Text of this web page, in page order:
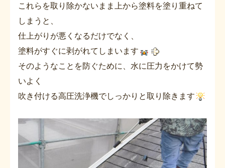
これらを取り除かないまま上から塗料を塗り重ねて
しまうと、
仕上がりが悪くなるだけでなく、
塗料がすぐに剥がれてしまいます
そのようなことを防ぐために、水に圧力をかけて勢
いよく
吹き付ける高圧洗浄機でしっかりと取り除きます